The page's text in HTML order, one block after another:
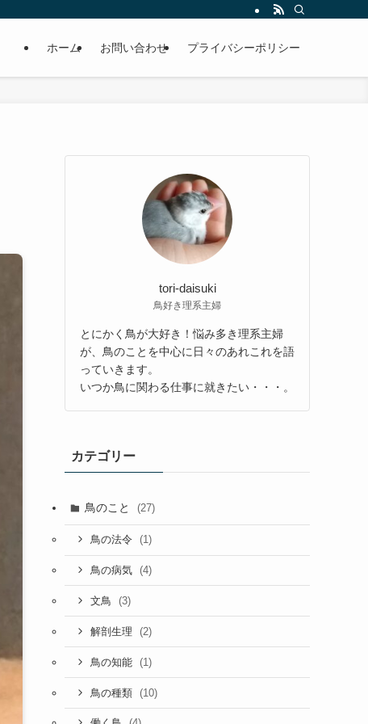
ホーム お問い合わせ プライバシーポリシー
tori-daisuki
鳥好き理系主婦
とにかく鳥が大好き！悩み多き理系主婦
が、鳥のことを中心に日々のあれこれを語
っていきます。
いつか鳥に関わる仕事に就きたい・・・。
カテゴリー
鳥のこと (27)
鳥の法令 (1)
鳥の病気 (4)
文鳥 (3)
解剖生理 (2)
鳥の知能 (1)
鳥の種類 (10)